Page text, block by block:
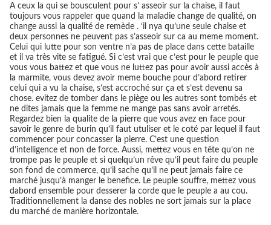
A ceux la qui se bousculent pour s’ asseoir sur la chaise, il faut
toujours vous rappeler que quand la maladie change de qualité, on
change aussi la qualité de remède . ‘il nya qu’une seule chaise et
deux personnes ne peuvent pas s’asseoir sur ca au meme moment.
Celui qui lutte pour son ventre n’a pas de place dans cette bataille
et il va très vite se fatigué. Si c’est vrai que c’est pour le peuple que
vous vous battez et que vous ne luttez pas pour avoir aussi accès à
la marmite, vous devez avoir meme bouche pour d’abord retirer
celui qui a vu la chaise, s’est accroché sur ça et s’est devenu sa
chose. evitez de tomber dans le piège ou les autres sont tombés et
ne dites jamais que la femme ne mange pas sans avoir arretés.
Regardez bien la qualite de la pierre que vous avez en face pour
savoir le genre de burin qu’il faut utuliser et le coté par lequel il faut
commencer pour concasser la pierre. C’est une question
d’intelligence et non de force. Aussi, mettez vous en tête qu’on ne
trompe pas le peuple et si quelqu’un rêve qu’il peut faire du peuple
son fond de commerce, qu’il sache qu’il ne peut jamais faire ce
marché jusqu’à manger le benefice. Le peuple souffre, mettez vous
dabord ensemble pour desserer la corde que le peuple a au cou.
Traditionnellement la danse des nobles ne sort jamais sur la place
du marché de manière horizontale.